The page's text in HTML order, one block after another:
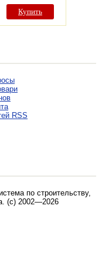
Купить
RSS
по строительству,
. (c) 2002—2026